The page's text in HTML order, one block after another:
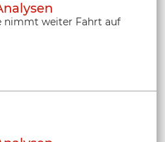
nimmt weiter Fahrt auf